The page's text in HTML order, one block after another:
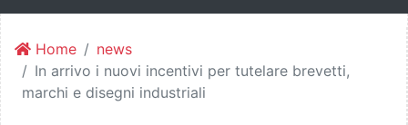
Home
news
In arrivo i nuovi incentivi per tutelare brevetti,
marchi e disegni industriali